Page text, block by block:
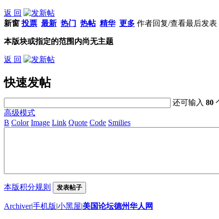
返 回
新窗 投票 最新 热门 热帖 精华 更多 作者回复/查看最后发表
本版块或指定的范围内尚无主题
返 回
快速发帖
还可输入80
高级模式
B Color Image Link Quote Code Smilies
本版积分规则 发表帖子
Archiver|手机版|小黑屋|美国论坛德州华人网